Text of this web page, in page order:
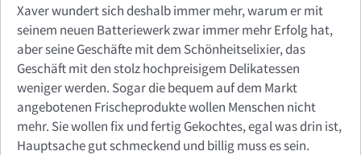
Xaver wundert sich deshalb immer mehr, warum er mit
seinem neuen Batteriewerk zwar immer mehr Erfolg hat,
aber seine Geschäfte mit dem Schönheitselixier, das
Geschäft mit den stolz hochpreisigem Delikatessen
weniger werden. Sogar die bequem auf dem Markt
angebotenen Frischeprodukte wollen Menschen nicht
mehr. Sie wollen fix und fertig Gekochtes, egal was drin ist,
Hauptsache gut schmeckend und billig muss es sein.